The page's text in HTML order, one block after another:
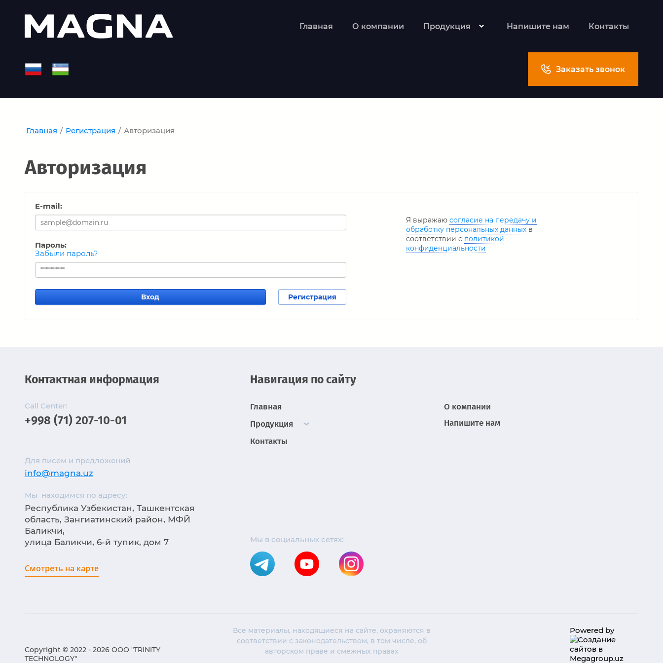
Главная О компании Продукция Напишите нам Контакты
Заказать звонок
Главная / Регистрация / Авторизация
Авторизация
E-mail:
Пароль:
Забыли пароль?
Регистрация
Вход
Я выражаю согласие на передачу и
обработку персональных данныхв
соответствии с политикой
конфиденциальности
Контактная информация
Call Center:
+998 (71) 207-10-01
Для писем и предложений
info@magna.uz
Мы находимся по адресу:
Республика Узбекистан, Ташкентская
область, Зангиатинский район, МФЙ
Баликчи,
улица Баликчи, 6-й тупик, дом 7
Смотреть на карте
Навигация по сайту
Главная
О компании
Продукция
Напишите нам
Контакты
Мы в социальных сетях:
Copyright © 2022 - 2026 ООО "TRINITY
TECHNOLOGY"
Все материалы, находящиеся на сайте, охраняются в
соответствии с законодательством, в том числе, об
авторском праве и смежных правах
Powered by